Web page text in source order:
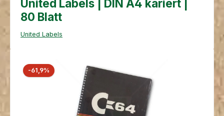
United Labels | DIN A4 kariert |
80 Blatt
United Labels
Bildergalerie überspringen
-61,9% Rabatt